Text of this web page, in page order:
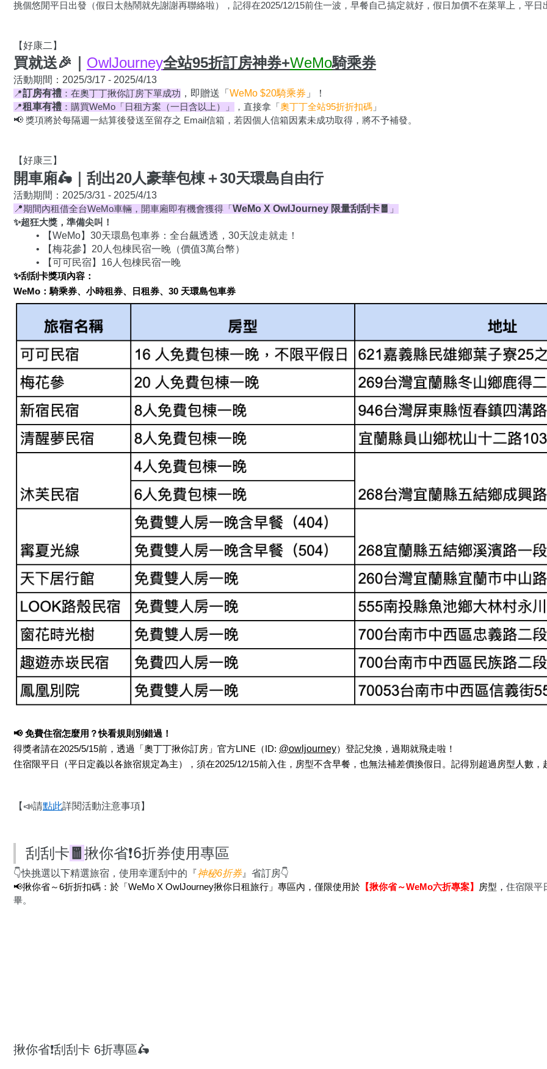
挑個悠閒平日出發（假日太熱鬧就先謝謝再聯絡啦），記得在2025/12/15前住一波，早餐自己搞定就好，假日加價不在菜單上，平日
【好康二】
買就送🎉｜ OwlJourney全站95折訂房神券+WeMo騎乘券
活動期間：2025/3/17 - 2025/4/13
📍訂房有禮 ：在奧丁丁揪你訂房下單成功 ，即贈送「 WeMo $20騎乘券 」！
📍租車有禮 ：購買WeMo「日租方案（一日含以上）」 ，直接拿「 奧丁丁全站95折折扣碼 」
📢 獎項將於每隔週一結算後發送至留存之 Email信箱，若因個人信箱因素未成功取得，將不予補發。
【好康三】
開車廂🛵 ｜刮出20人豪華包棟＋30天環島自由行
📍期間內租借全台WeMo車輛，開車廂即有機會獲得「 WeMo X OwlJourney 限量刮刮卡🧧
」
✨超狂大獎，準備尖叫！
【WeMo】30天環島包車券：全台飆透透，30天說走就走！
【梅花參】20人包棟民宿一晚（價值3萬台幣）
【可可民宿】16人包棟民宿一晚
✨刮刮卡獎項內容：
WeMo：騎乘券、小時租券、日租券、30 天環島包車券
📢 免費住宿怎麼用？快看規則別錯過！
得獎者請在2025/5/15前，透過「奧丁丁揪你訂房」官方LINE（ID: @owljourney）登記兌換，過期就飛走啦！
住宿限平日（平日定義以各旅宿規定為主），須在2025/12/15前入住，房型不含早餐，也無法補差價換假日。記得別超過房型人數，
【📣請點此詳閱活動注意事項】
刮刮卡 🧧 揪你省❗️6折券使用專區
👇快挑選以下精選旅宿，使用幸運刮中的『神秘6折券』省訂房👇
📢揪你省～6折折扣碼：於「WeMo X OwlJourney揪你日租旅行」專區內，僅限使用於 【揪你省～WeMo六折專案】 房型， 住宿限平
畢。
揪你省❗️刮刮卡 6折專區🛵